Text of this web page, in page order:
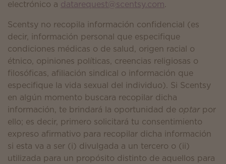
electrónico a datarequest@scentsy.com.
Scentsy no recopila información confidencial (es
decir, información personal que especifique
condiciones médicas o de salud, origen racial o
étnico, opiniones políticas, creencias religiosas o
filosóficas, afiliación sindical o información que
especifique la vida sexual del individuo). Si Scentsy
en algún momento buscara recopilar dicha
información, te brindará la oportunidad de optarpor
ello; es decir, primero solicitará tu consentimiento
expreso afirmativo para recopilar dicha información
si esta va a ser (i) divulgada a un tercero o (ii)
utilizada para un propósito distinto de aquellos para